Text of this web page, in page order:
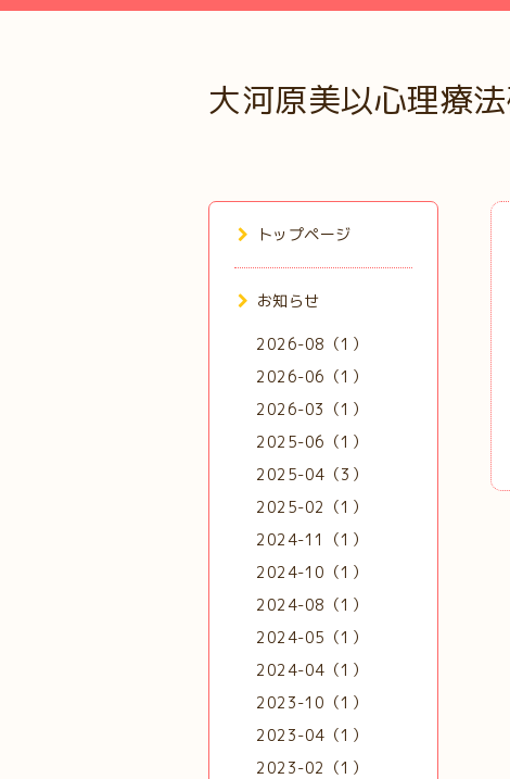
大河原美以心理療
トップページ
お知らせ
2026-08（1）
2026-06（1）
2026-03（1）
2025-06（1）
2025-04（3）
2025-02（1）
2024-11（1）
2024-10（1）
2024-08（1）
2024-05（1）
2024-04（1）
2023-10（1）
2023-04（1）
2023-02（1）